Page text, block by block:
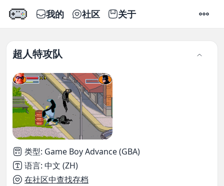
我的 社区 关于 设置
超人特攻队
类型: Game Boy Advance (GBA)
语言: 中文 (ZH)
在社区中查找存档